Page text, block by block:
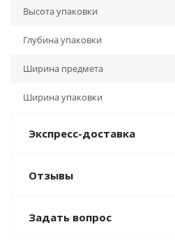
Высота упаковки
Глубина упаковки
Ширина предмета
Ширина упаковки
Экспресс-доставка
Отзывы
Задать вопрос